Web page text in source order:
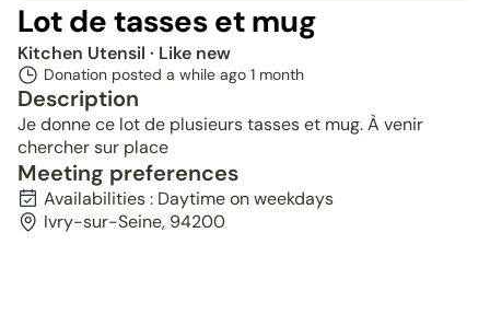
Lot de tasses et mug
Kitchen Utensil · Like new
Donation posted a while ago 1 month
Description
Je donne ce lot de plusieurs tasses et mug. À venir
chercher sur place
Meeting preferences
Availabilities : Daytime on weekdays
Ivry-sur-Seine, 94200